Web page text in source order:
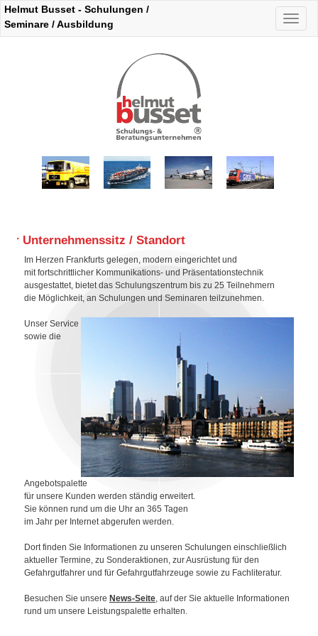
Helmut Busset - Schulungen /
Seminare / Ausbildung
Der Unternehmenssitz / Standort
Im Herzen Frankfurts gelegen, modern eingerichtet und
mit fortschrittlicher Kommunikations- und Präsentationstechnik
ausgestattet, bietet das Schulungszentrum bis zu 25 Teilnehmern
die Möglichkeit, an Schulungen und Seminaren teilzunehmen.
Unser Service
sowie die
Angebotspalette
für unsere Kunden werden ständig erweitert.
Sie können rund um die Uhr an 365 Tagen
im Jahr per Internet abgerufen werden.
Dort finden Sie Informationen zu unseren Schulungen einschließlich
aktueller Termine, zu Sonderaktionen, zur Ausrüstung für den
Gefahrgutfahrer und für Gefahrgutfahrzeuge sowie zu Fachliteratur.
Besuchen Sie unsere News-Seite, auf der Sie aktuelle Informationen
rund um unsere Leistungspalette erhalten.